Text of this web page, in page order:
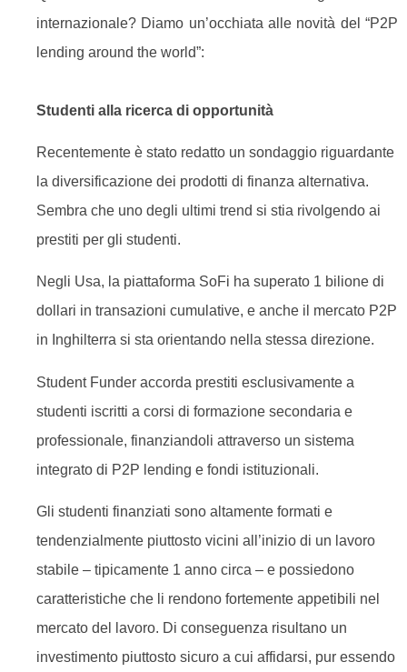
internazionale? Diamo un’occhiata alle novità del “P2P
lending around the world”:
Studenti alla ricerca di opportunità
Recentemente è stato redatto un sondaggio riguardante
la diversificazione dei prodotti di finanza alternativa.
Sembra che uno degli ultimi trend si stia rivolgendo ai
prestiti per gli studenti.
Negli Usa, la piattaforma SoFi ha superato 1 bilione di
dollari in transazioni cumulative, e anche il mercato P2P
in Inghilterra si sta orientando nella stessa direzione.
Student Funder accorda prestiti esclusivamente a
studenti iscritti a corsi di formazione secondaria e
professionale, finanziandoli attraverso un sistema
integrato di P2P lending e fondi istituzionali.
Gli studenti finanziati sono altamente formati e
tendenzialmente piuttosto vicini all’inizio di un lavoro
stabile – tipicamente 1 anno circa – e possiedono
caratteristiche che li rendono fortemente appetibili nel
mercato del lavoro. Di conseguenza risultano un
investimento piuttosto sicuro a cui affidarsi, pur essendo